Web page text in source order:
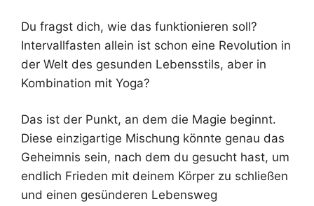
Du fragst dich, wie das funktionieren soll?
Intervallfasten allein ist schon eine Revolution in
der Welt des gesunden Lebensstils, aber in
Kombination mit Yoga?
Das ist der Punkt, an dem die Magie beginnt.
Diese einzigartige Mischung könnte genau das
Geheimnis sein, nach dem du gesucht hast, um
endlich Frieden mit deinem Körper zu schließen
und einen gesünderen Lebensweg